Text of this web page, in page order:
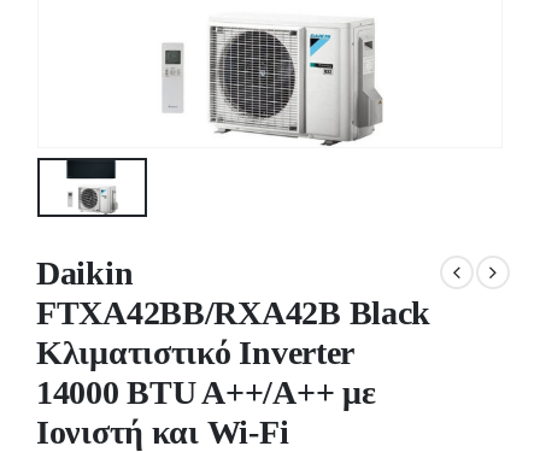
Daikin
FTXA42BB/RXA42B Black
Κλιματιστικό Inverter
14000 BTU A++/A++ με
Ιονιστή και Wi-Fi